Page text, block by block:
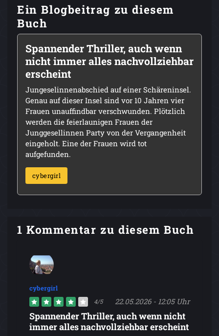
Ein Blogbeitrag zu diesem
Buch
Spannender Thriller, auch wenn
nicht immer alles nachvollziehbar
erscheint
Jungeselinnenabschied auf einer Schäreninsel.
Genau auf dieser Insel sind vor 10 Jahren vier
Frauen unauffindbar verschwunden. Plötzlich
werden die feierlaunigen Frauen der
Junggesellinnen Party von der Vergangenheit
eingeholt. Eine der Frauen wird tot
aufgefunden.
cybergirl
1 Kommentar zu diesem Buch
cybergirl
4/5 22.05.2026 - 12:05 Uhr
Spannender Thriller, auch wenn nicht
immer alles nachvollziehbar erscheint